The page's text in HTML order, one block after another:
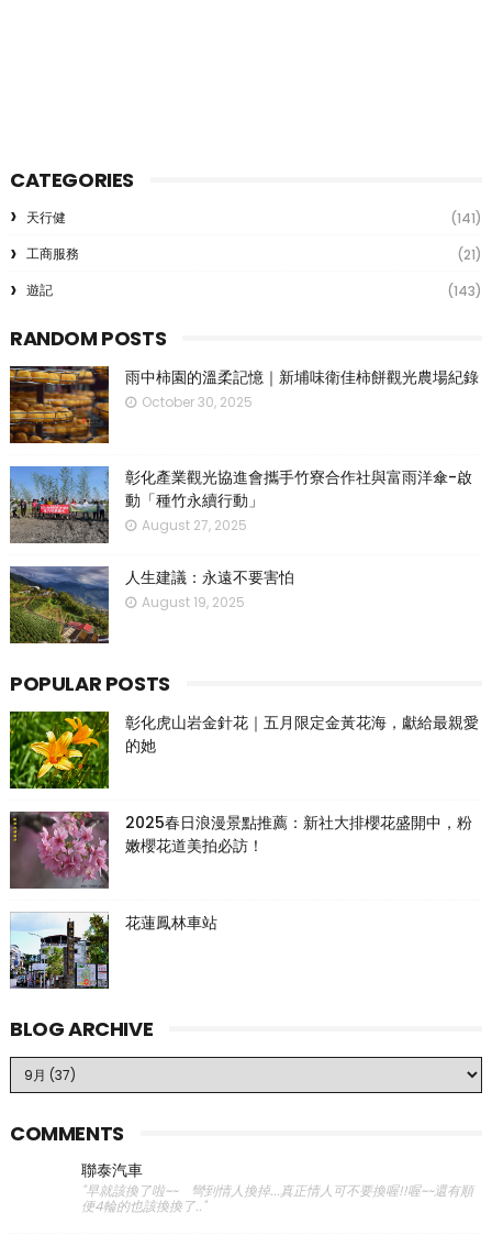
CATEGORIES
天行健
(141)
工商服務
(21)
遊記
(143)
RANDOM POSTS
雨中柿園的溫柔記憶｜新埔味衛佳柿餅觀光農場紀錄
October 30, 2025
彰化產業觀光協進會攜手竹寮合作社與富雨洋傘-啟
動「種竹永續行動」
August 27, 2025
人生建議：永遠不要害怕
August 19, 2025
POPULAR POSTS
彰化虎山岩金針花｜五月限定金黃花海，獻給最親愛
的她
2025春日浪漫景點推薦：新社大排櫻花盛開中，粉
嫩櫻花道美拍必訪！
花蓮鳳林車站
BLOG ARCHIVE
COMMENTS
聯泰汽車
"早就該換了啦~~ 彎到情人換掉...真正情人可不要換喔!!喔~~還有順
便4輪的也該換換了.."